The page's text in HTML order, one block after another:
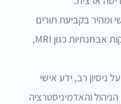
ומהיר בקביעת תורים
מהירים להתייעצות עם רופא מומחה פרטי ולבדיקות אבחנתיות כגון MRI,
ניסיון רב, ידע אישי
בתחום שירותי הניהול והאדמיניסטרציה